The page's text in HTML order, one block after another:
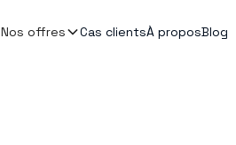
Nos offres Cas clientsÀ proposBlog